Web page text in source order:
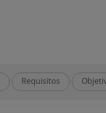
Requisitos